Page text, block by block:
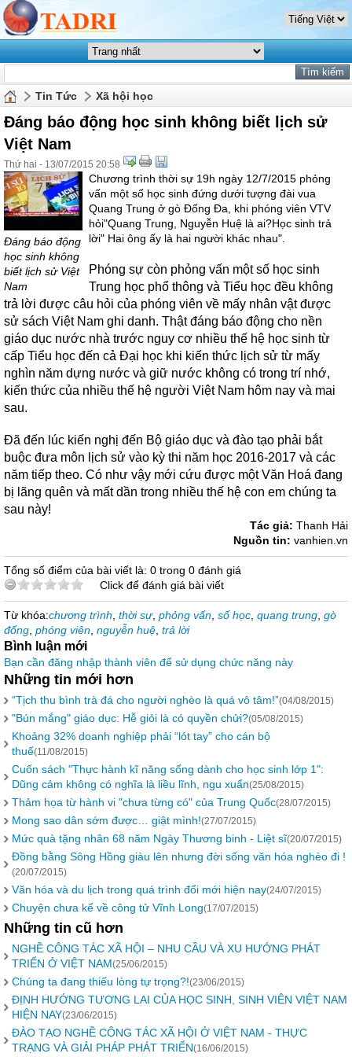
Tin Tức Xã hội học
Đáng báo động học sinh không biết lịch sử
Việt Nam
Thứ hai - 13/07/2015 20:58
Đáng báo động
học sinh không
biết lịch sử Việt
Nam
Chương trình thời sự 19h ngày 12/7/2015 phỏng
vấn một số học sinh đứng dưới tượng đài vua
Quang Trung ở gò Đống Đa, khi phóng viên VTV
hỏi"Quang Trung, Nguyễn Huệ là ai?Học sinh trả
lời" Hai ông ấy là hai người khác nhau".
Phóng sự còn phỏng vấn một số học sinh
Trung học phổ thông và Tiểu học đều không
trả lời được câu hỏi của phóng viên về mấy nhân vật được
sử sách Việt Nam ghi danh. Thật đáng báo động cho nền
giáo dục nước nhà trước nguy cơ nhiều thế hệ học sinh từ
cấp Tiểu học đến cả Đại học khi kiến thức lịch sử từ mấy
nghìn năm dựng nước và giữ nước không có trong trí nhớ,
kiến thức của nhiều thế hệ người Việt Nam hôm nay và mai
sau.
Đã đến lúc kiến nghị đến Bộ giáo dục và đào tạo phải bắt
buộc đưa môn lịch sử vào kỳ thi năm học 2016-2017 và các
năm tiếp theo. Có như vậy mới cứu được một Văn Hoá đang
bị lãng quên và mất dần trong nhiều thế hệ con em chúng ta
sau này!
Tác giả: Thanh Hải
Nguồn tin: vanhien.vn
Tổng số điểm của bài viết là: 0 trong 0 đánh giá
Click để đánh giá bài viết
Từ khóa:chương trình thời sự, phỏng vấn số học quang trung gò
đống phóng viên nguyễn huệ trả lời
Bình luận mới
Bạn cần đăng nhập thành viên để sử dụng chức năng này
Những tin mới hơn
“Tịch thu bình trà đá cho người nghèo là quá vô tâm!”(04/08/2015)
"Bún mắng" giáo dục: Hễ giỏi là có quyền chửi?(05/08/2015)
Khoảng 32% doanh nghiệp phải “lót tay” cho cán bộ
thuế(11/08/2015)
Cuốn sách "Thực hành kĩ năng sống dành cho học sinh lớp 1":
Dũng cảm không có nghĩa là liều lĩnh, ngu xuẩn(25/08/2015)
Thảm họa từ hành vi "chưa từng có" của Trung Quốc(28/07/2015)
Mong sao dân sớm được… giật mình!(27/07/2015)
Mức quà tặng nhân 68 năm Ngày Thương binh - Liệt sĩ(20/07/2015)
Đồng bằng Sông Hồng giàu lên nhưng đời sống văn hóa nghèo đi !
(20/07/2015)
Văn hóa và du lịch trong quá trình đổi mới hiện nay(24/07/2015)
Chuyện chưa kể về công tử Vĩnh Long(17/07/2015)
Những tin cũ hơn
NGHỀ CÔNG TÁC XÃ HỘI – NHU CẦU VÀ XU HƯỚNG PHÁT
TRIỂN Ở VIỆT NAM(25/06/2015)
Chúng ta đang thiếu lòng tự trọng?!(23/06/2015)
ĐỊNH HƯỚNG TƯƠNG LAI CỦA HỌC SINH, SINH VIÊN VIỆT NAM
HIỆN NAY(23/06/2015)
ĐÀO TẠO NGHỀ CÔNG TÁC XÃ HỘI Ở VIỆT NAM - THỰC
TRẠNG VÀ GIẢI PHÁP PHÁT TRIỂN(16/06/2015)